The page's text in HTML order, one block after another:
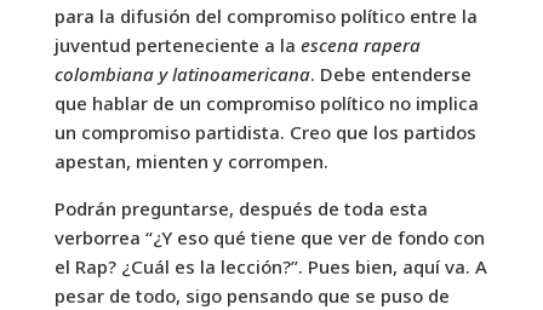
para la difusión del compromiso político entre la
juventud perteneciente a la escena rapera
colombiana y latinoamericana. Debe entenderse
que hablar de un compromiso político no implica
un compromiso partidista. Creo que los partidos
apestan, mienten y corrompen.
Podrán preguntarse, después de toda esta
verborrea “¿Y eso qué tiene que ver de fondo con
el Rap? ¿Cuál es la lección?”. Pues bien, aquí va. A
pesar de todo, sigo pensando que se puso de